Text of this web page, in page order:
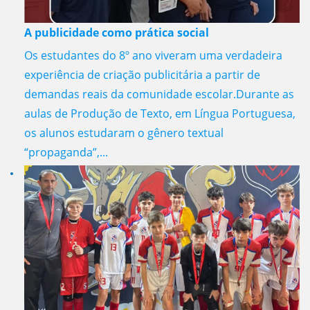
A publicidade como prática social
Os estudantes do 8º ano viveram uma verdadeira
experiência de criação publicitária a partir de
demandas reais da comunidade escolar.Durante as
aulas de Produção de Texto, em Língua Portuguesa,
os alunos estudaram o gênero textual
“propaganda”,...